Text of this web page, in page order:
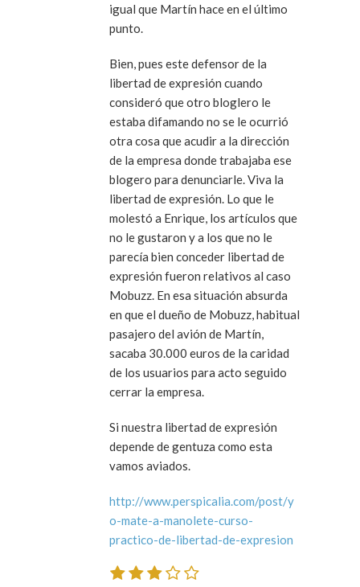
igual que Martín hace en el último
punto.
Bien, pues este defensor de la
libertad de expresión cuando
consideró que otro bloglero le
estaba difamando no se le ocurrió
otra cosa que acudir a la dirección
de la empresa donde trabajaba ese
blogero para denunciarle. Viva la
libertad de expresión. Lo que le
molestó a Enrique, los artículos que
no le gustaron y a los que no le
parecía bien conceder libertad de
expresión fueron relativos al caso
Mobuzz. En esa situación absurda
en que el dueño de Mobuzz, habitual
pasajero del avión de Martín,
sacaba 30.000 euros de la caridad
de los usuarios para acto seguido
cerrar la empresa.
Si nuestra libertad de expresión
depende de gentuza como esta
vamos aviados.
http://www.perspicalia.com/post/y
o-mate-a-manolete-curso-
practico-de-libertad-de-expresion